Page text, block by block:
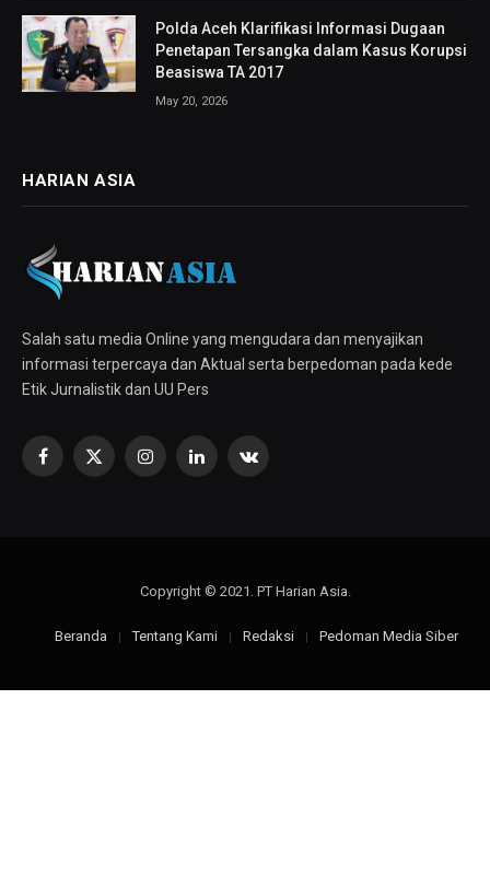
Polda Aceh Klarifikasi Informasi Dugaan
Penetapan Tersangka dalam Kasus Korupsi
Beasiswa TA 2017
May 20, 2026
HARIAN ASIA
Salah satu media Online yang mengudara dan menyajikan
informasi terpercaya dan Aktual serta berpedoman pada kede
Etik Jurnalistik dan UU Pers
Facebook
X
InstagramLinkedInVKontakte
Copyright © 2021. PT Harian Asia.
Beranda Tentang Kami Redaksi Pedoman Media Siber